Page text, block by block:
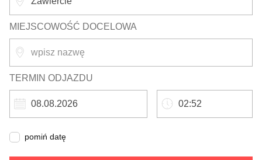
MIEJSCOWOŚĆ DOCELOWA
TERMIN ODJAZDU
pomiń datę